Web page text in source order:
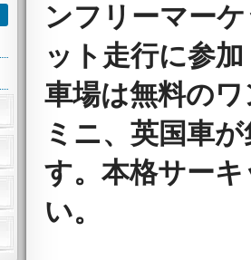
ンフリーマー
ット走行に参
車場は無料の
ミニ、英国車
す。本格サー
い。